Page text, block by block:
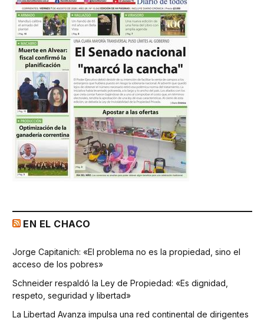
EN EL CHACO
Jorge Capitanich: «El problema no es la propiedad, sino el
acceso de los pobres»
Schneider respaldó la Ley de Propiedad: «Es dignidad,
respeto, seguridad y libertad»
La Libertad Avanza impulsa una red continental de dirigentes